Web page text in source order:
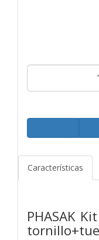
Características
PHASAK